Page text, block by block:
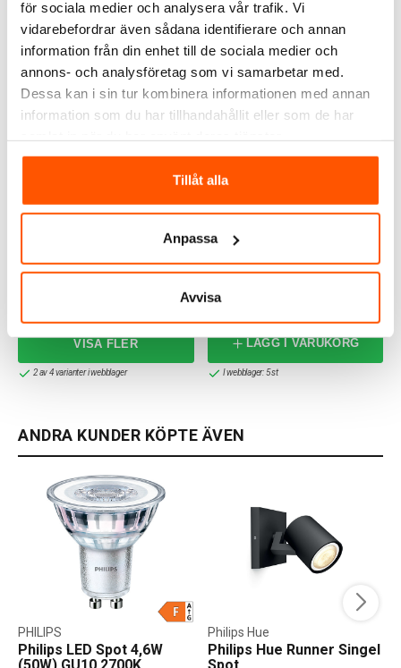
för sociala medier och analysera vår trafik. Vi
vidarebefordrar även sådana identifierare och annan
information från din enhet till de sociala medier och
annons- och analysföretag som vi samarbetar med.
Dessa kan i sin tur kombinera informationen med annan
information som du har tillhandahållit eller som de har
Tillåt alla
Anpassa
Avvisa
ALTERNATIVA PRODUKTER
Nordlux Explore
Vägglampa
2 av 4 varianter i webblager
Nordlux Agnes
Vägglampa
Nordlux
205,00 kr
LÄGG I VARUKORG
I webblager: 5 st
ANDRA KUNDER KÖPTE ÄVEN
Philips LED Spot 4,6W
(50W) GU10 2700K
PHILIPS
Philips Hue Runner Singel
Spot
Philips Hue